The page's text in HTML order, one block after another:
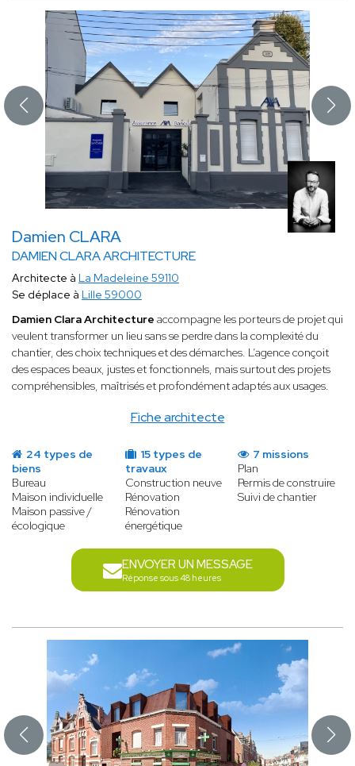
Damien CLARA
DAMIEN CLARA ARCHITECTURE
Fiche architecte
Architecte à La Madeleine 59110
Se déplace à Lille 59000
Damien Clara Architecture accompagne les porteurs de projet qui
veulent transformer un lieu sans se perdre dans la complexité du
chantier, des choix techniques et des démarches. L’agence conçoit
des espaces beaux, justes et fonctionnels, mais surtout des projets
compréhensibles, maîtrisés et profondément adaptés aux usages.
24 types de
biens
Bureau
Maison individuelle
Maison passive /
écologique
15 types de
travaux
Construction neuve
Rénovation
Rénovation
énergétique
7 missions
Plan
Permis de construire
Suivi de chantier
ENVOYER UN MESSAGE
Réponse sous 48 heures